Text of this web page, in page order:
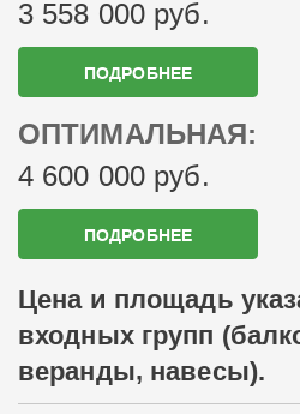
3 558 000 руб.
ПОДРОБНЕЕ
ОПТИМАЛЬНАЯ:
4 600 000 руб.
ПОДРОБНЕЕ
Цена и площадь
входных групп
веранды, навесы).